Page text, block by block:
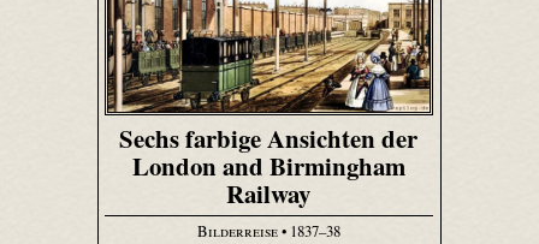
Sechs farbige Ansichten der
London and Birmingham
Railway
Bilderreise• 1837–38